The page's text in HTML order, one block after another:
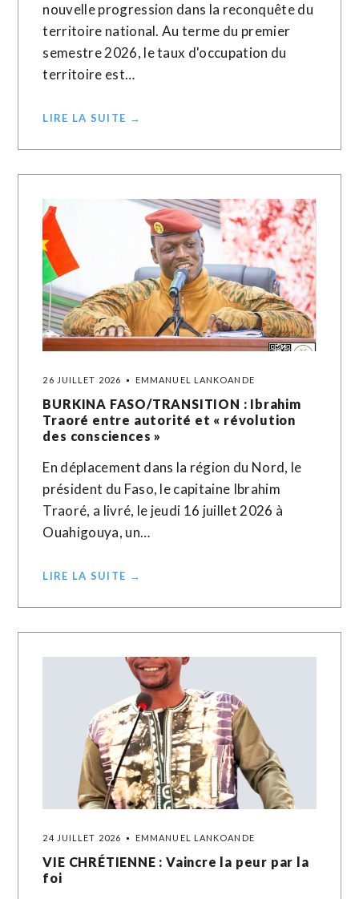
nouvelle progression dans la reconquête du
territoire national. Au terme du premier
semestre 2026, le taux d'occupation du
territoire est…
LIRE LA SUITE →
26 JUILLET 2026 EMMANUEL LANKOANDE
BURKINA FASO/TRANSITION : Ibrahim
Traoré entre autorité et « révolution
des consciences »
En déplacement dans la région du Nord, le
président du Faso, le capitaine Ibrahim
Traoré, a livré, le jeudi 16 juillet 2026 à
Ouahigouya, un…
LIRE LA SUITE →
24 JUILLET 2026 EMMANUEL LANKOANDE
VIE CHRÉTIENNE : Vaincre la peur par la
foi